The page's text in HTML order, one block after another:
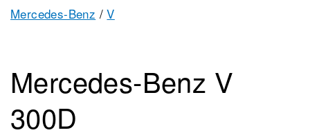
Mercedes-Benz / V
Mercedes-Benz V
300D